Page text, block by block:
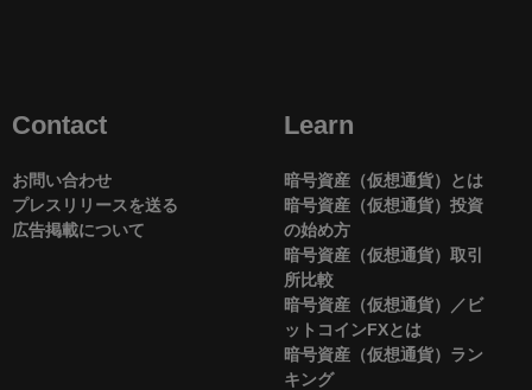
Contact
お問い合わせ
プレスリリースを送る
広告掲載について
Learn
暗号資産（仮想通貨）とは
暗号資産（仮想通貨）投資
の始め方
暗号資産（仮想通貨）取引
所比較
暗号資産（仮想通貨）／ビ
ットコインFXとは
暗号資産（仮想通貨）ラン
キング